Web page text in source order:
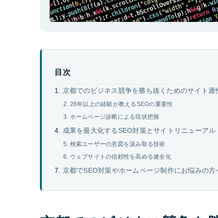
目次
京都でのビジネス競争を勝ち抜くためのサイト適
26年以上の経験が教えるSEOの重要性
ホームページ診断による現状把握
成果を最大化するSEO対策とサイトリニューアル
検索ユーザーの意図を汲み取る技術
ウェブサイトの信頼性を高める健全化
京都でSEO対策やホームページ制作にお悩みの方